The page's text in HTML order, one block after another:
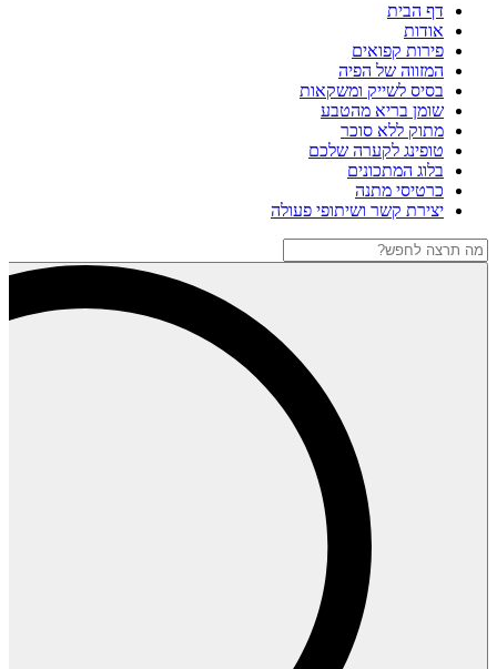
דף הבית
אודות
פירות קפואים
המזווה של הפיה
בסיס לשייק ומשקאות
שומן בריא מהטבע
מתוק ללא סוכר
טופינג לקערה שלכם
בלוג המתכונים
כרטיסי מתנה
יצירת קשר ושיתופי פעולה